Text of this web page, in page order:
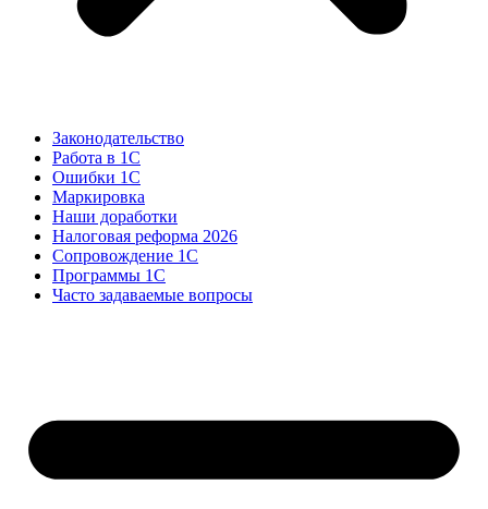
Законодательство
Работа в 1С
Ошибки 1С
Маркировка
Наши доработки
Налоговая реформа 2026
Сопровождение 1С
Программы 1С
Часто задаваемые вопросы